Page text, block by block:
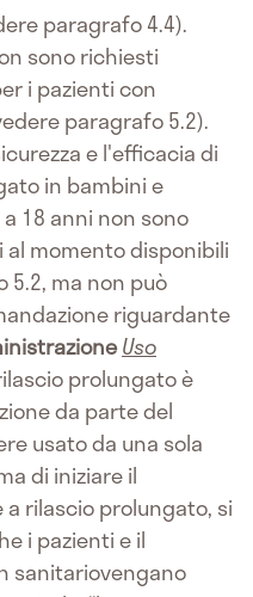
paragrafo 4.4).
sono richiesti
i pazienti con
paragrafo 5.2).
e l'efficacia di
in bambini e
18 anni non sono
momento disponibili
ma non può
riguardante
Uso
prolungato è
da parte del
usato da una sola
di iniziare il
rilascio prolungato, si
i pazienti e il
sanitariovengano